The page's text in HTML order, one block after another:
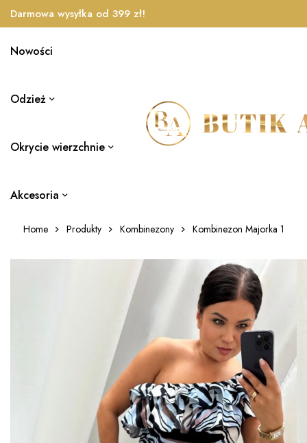
Darmowa wysyłka od 399 zł!
Nowości
Odzież
Okrycie wierzchnie
Akcesoria
Home Produkty Kombinezony Kombinezon Majorka 1